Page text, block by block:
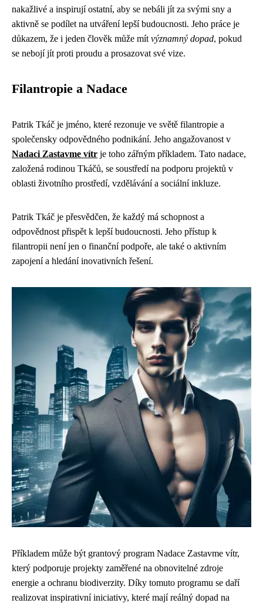
nakažlivé a inspirují ostatní, aby se nebáli jít za svými sny a
aktivně se podílet na utváření lepší budoucnosti. Jeho práce je
důkazem, že i jeden člověk může mít významný dopad, pokud
se nebojí jít proti proudu a prosazovat své vize.
Filantropie a Nadace
Patrik Tkáč je jméno, které rezonuje ve světě filantropie a
společensky odpovědného podnikání. Jeho angažovanost v
Nadaci Zastavme vítr je toho zářným příkladem. Tato nadace,
založená rodinou Tkáčů, se soustředí na podporu projektů v
oblasti životního prostředí, vzdělávání a sociální inkluze.
Patrik Tkáč je přesvědčen, že každý má schopnost a
odpovědnost přispět k lepší budoucnosti. Jeho přístup k
filantropii není jen o finanční podpoře, ale také o aktivním
zapojení a hledání inovativních řešení.
Příkladem může být grantový program Nadace Zastavme vítr,
který podporuje projekty zaměřené na obnovitelné zdroje
energie a ochranu biodiverzity. Díky tomuto programu se daří
realizovat inspirativní iniciativy, které mají reálný dopad na